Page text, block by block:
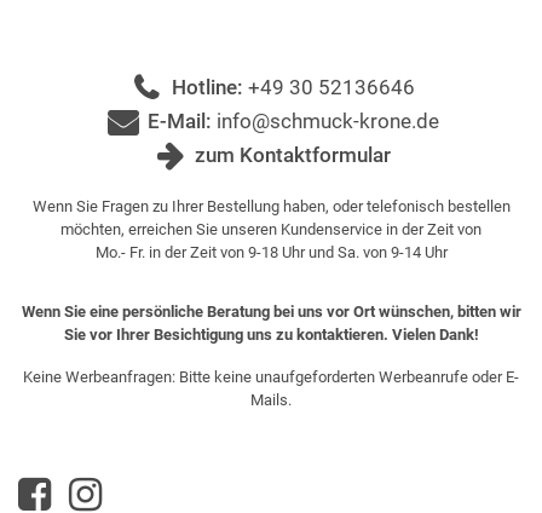
Hotline: +49 30 52136646
E-Mail: info@schmuck-krone.de
zum Kontaktformular
Wenn Sie Fragen zu Ihrer Bestellung haben, oder telefonisch bestellen
möchten, erreichen Sie unseren Kundenservice in der Zeit von
Mo.- Fr. in der Zeit von 9-18 Uhr und Sa. von 9-14 Uhr
Wenn Sie eine persönliche Beratung bei uns vor Ort wünschen, bitten wir
Sie vor Ihrer Besichtigung uns zu kontaktieren. Vielen Dank!
Keine Werbeanfragen: Bitte keine unaufgeforderten Werbeanrufe oder E-
Mails.